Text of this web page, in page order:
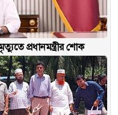
প্রধানমন্ত্রীর শোক